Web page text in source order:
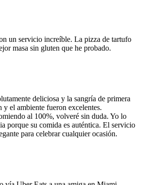
un servicio increíble. La pizza de tartufo
masa sin gluten que he probado.
deliciosa y la sangría de primera
el ambiente fueron excelentes.
al 100%, volveré sin duda. Yo lo
porque su comida es auténtica. El servicio
para celebrar cualquier ocasión.